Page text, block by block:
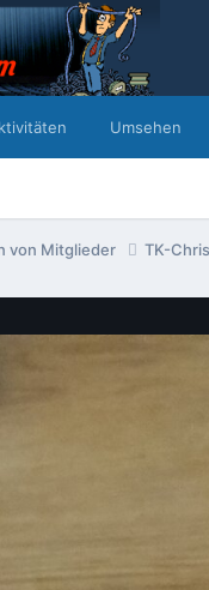
Umsehen
von Mitglieder TK-